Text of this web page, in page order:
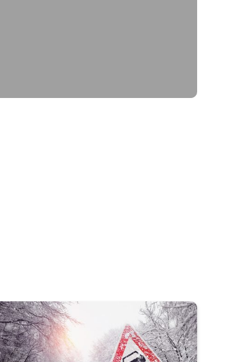
- zaleđivanje mokrih površina. Rizik od proklizavanja. . .